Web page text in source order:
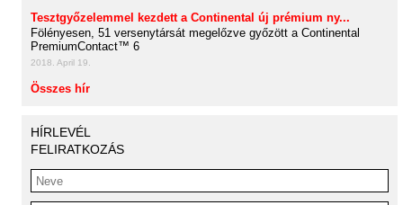
Tesztgyőzelemmel kezdett a Continental új prémium ny...
Fölényesen, 51 versenytársát megelőzve győzött a Continental
PremiumContact™ 6
2018. April 19.
Összes hír
HÍRLEVÉL
FELIRATKOZÁS